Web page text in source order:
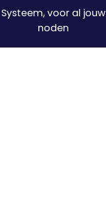
Systeem, voor al jouw
noden